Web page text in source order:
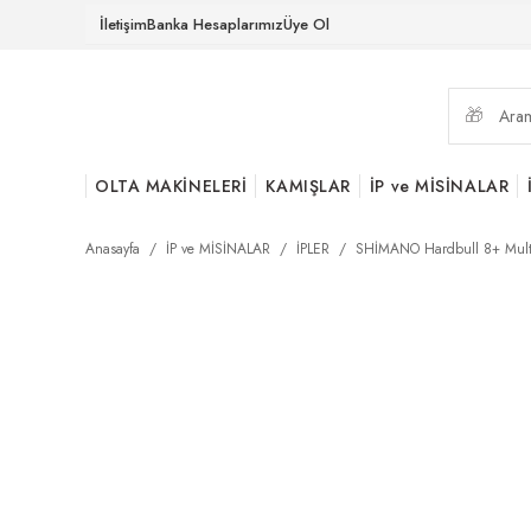
İletişimBanka HesaplarımızÜye Ol
OLTA MAKİNELERİ KAMIŞLAR İP ve MİSİNALAR
Anasayfa İP ve MİSİNALAR İPLER SHİMANO Hardbull 8+